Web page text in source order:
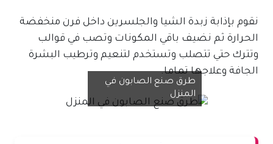
نقوم بإذابة زبدة الشيا والجلسرين داخل فرن منخفضة
الحرارة ثم نضيف باقي المكونات وتصب في قوالب
وتترك حتي تتصلب وتستخدم لتنعيم وترطيب البشرة
الجافة وعلاجها تماما.
طرق صنع الصابون في
المنزل